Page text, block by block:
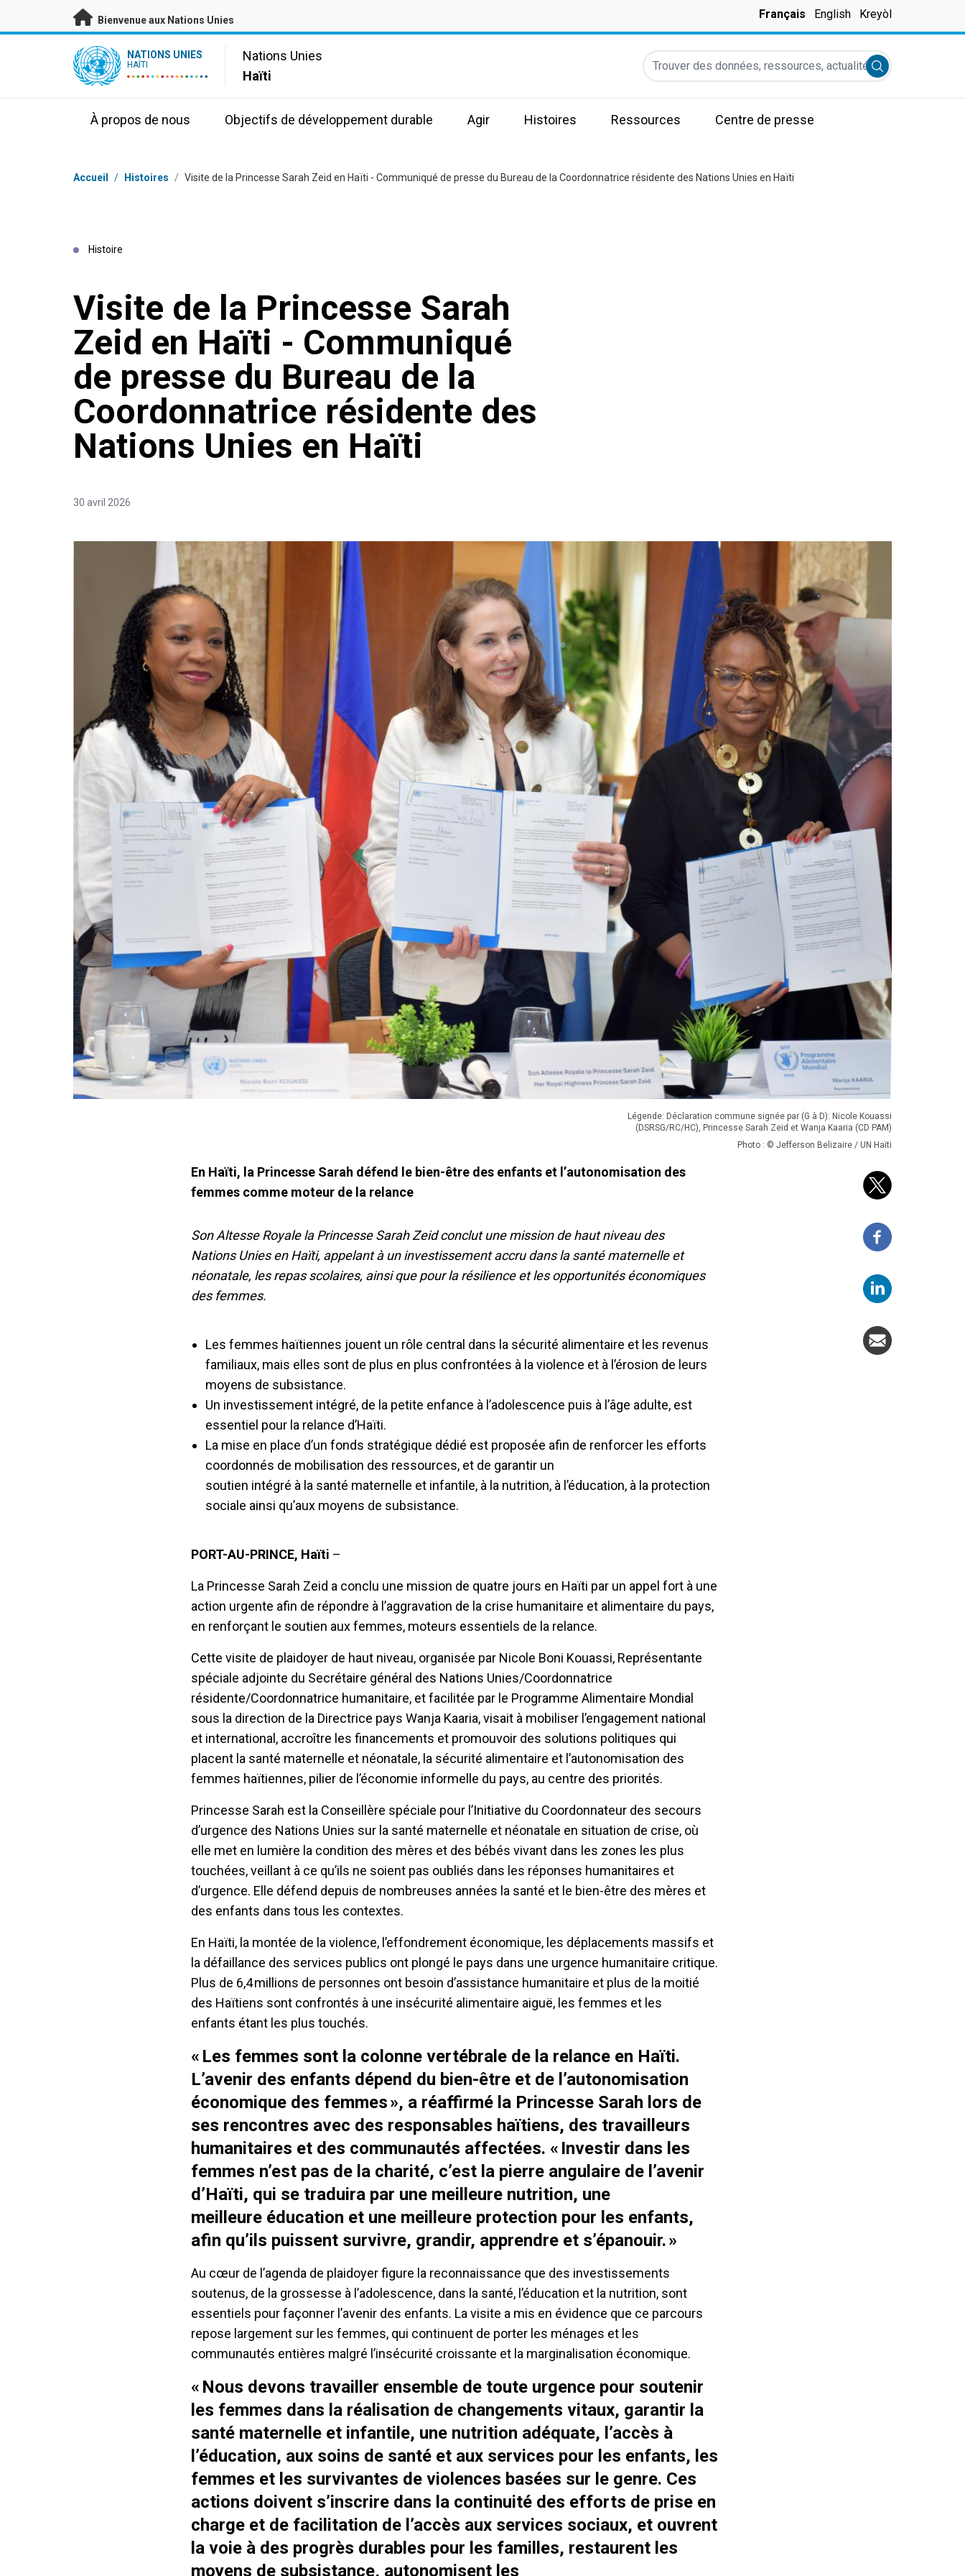
Passer au contenu principal
Bienvenue aux Nations Unies Français English Kreyòl
UN Logo NATIONS UNIES
HAÏTI
Nations Unies
Haïti
Trouver des données, ressources, actualités et autres
Submit search
À propos de nous Objectifs de développement durable Agir Histoires Ressources Centre de presse
Fil d'Ariane
Accueil / Histoires / Visite de la Princesse Sarah Zeid en Haïti - Communiqué de presse du Bureau de la Coordonnatrice résidente des Nations Unies en Haïti
Histoire
Visite de la Princesse Sarah
Zeid en Haïti - Communiqué
de presse du Bureau de la
Coordonnatrice résidente des
Nations Unies en Haïti
30 avril 2026
Légende: Déclaration commune signée par (G à D): Nicole Kouassi
(DSRSG/RC/HC), Princesse Sarah Zeid et Wanja Kaaria (CD PAM)
Photo : © Jefferson Belizaire / UN Haïti
En Haïti, la Princesse Sarah défend le bien-être des enfants et l’autonomisation des
femmes comme moteur de la relance
Son Altesse Royale la Princesse Sarah Zeid conclut une mission de haut niveau des
Nations Unies en Haïti, appelant à un investissement accru dans la santé maternelle et
néonatale, les repas scolaires, ainsi que pour la résilience et les opportunités économiques
des femmes.
Les femmes haïtiennes jouent un rôle central dans la sécurité alimentaire et les revenus
familiaux, mais elles sont de plus en plus confrontées à la violence et à l’érosion de leurs
moyens de subsistance.
Un investissement intégré, de la petite enfance à l’adolescence puis à l’âge adulte, est
essentiel pour la relance d’Haïti.
La mise en place d’un fonds stratégique dédié est proposée afin de renforcer les efforts
coordonnés de mobilisation des ressources, et de garantir un
soutien intégré à la santé maternelle et infantile, à la nutrition, à l’éducation, à la protection
sociale ainsi qu’aux moyens de subsistance.
PORT-AU-PRINCE, Haïti –
La Princesse Sarah Zeid a conclu une mission de quatre jours en Haïti par un appel fort à une
action urgente afin de répondre à l’aggravation de la crise humanitaire et alimentaire du pays,
en renforçant le soutien aux femmes, moteurs essentiels de la relance.
Cette visite de plaidoyer de haut niveau, organisée par Nicole Boni Kouassi, Représentante
spéciale adjointe du Secrétaire général des Nations Unies/Coordonnatrice
résidente/Coordonnatrice humanitaire, et facilitée par le Programme Alimentaire Mondial
sous la direction de la Directrice pays Wanja Kaaria, visait à mobiliser l’engagement national
et international, accroître les financements et promouvoir des solutions politiques qui
placent la santé maternelle et néonatale, la sécurité alimentaire et l’autonomisation des
femmes haïtiennes, pilier de l’économie informelle du pays, au centre des priorités.
Princesse Sarah est la Conseillère spéciale pour l’Initiative du Coordonnateur des secours
d’urgence des Nations Unies sur la santé maternelle et néonatale en situation de crise, où
elle met en lumière la condition des mères et des bébés vivant dans les zones les plus
touchées, veillant à ce qu’ils ne soient pas oubliés dans les réponses humanitaires et
d’urgence. Elle défend depuis de nombreuses années la santé et le bien-être des mères et
des enfants dans tous les contextes.
En Haïti, la montée de la violence, l’effondrement économique, les déplacements massifs et
la défaillance des services publics ont plongé le pays dans une urgence humanitaire critique.
Plus de 6,4 millions de personnes ont besoin d’assistance humanitaire et plus de la moitié
des Haïtiens sont confrontés à une insécurité alimentaire aiguë, les femmes et les
enfants étant les plus touchés.
« Les femmes sont la colonne vertébrale de la relance en Haïti.
L’avenir des enfants dépend du bien-être et de l’autonomisation
économique des femmes », a réaffirmé la Princesse Sarah lors de
ses rencontres avec des responsables haïtiens, des travailleurs
humanitaires et des communautés affectées. « Investir dans les
femmes n’est pas de la charité, c’est la pierre angulaire de l’avenir
d’Haïti, qui se traduira par une meilleure nutrition, une
meilleure éducation et une meilleure protection pour les enfants,
afin qu’ils puissent survivre, grandir, apprendre et s’épanouir. »
Au cœur de l’agenda de plaidoyer figure la reconnaissance que des investissements
soutenus, de la grossesse à l’adolescence, dans la santé, l’éducation et la nutrition, sont
essentiels pour façonner l’avenir des enfants. La visite a mis en évidence que ce parcours
repose largement sur les femmes, qui continuent de porter les ménages et les
communautés entières malgré l’insécurité croissante et la marginalisation économique.
« Nous devons travailler ensemble de toute urgence pour soutenir
les femmes dans la réalisation de changements vitaux, garantir la
santé maternelle et infantile, une nutrition adéquate, l’accès à
l’éducation, aux soins de santé et aux services pour les enfants, les
femmes et les survivantes de violences basées sur le genre. Ces
actions doivent s’inscrire dans la continuité des efforts de prise en
charge et de facilitation de l’accès aux services sociaux, et ouvrent
la voie à des progrès durables pour les familles, restaurent les
moyens de subsistance, autonomisent les